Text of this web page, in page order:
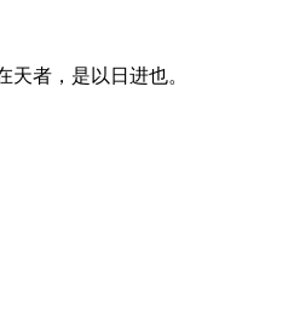
天者，是以日进也。